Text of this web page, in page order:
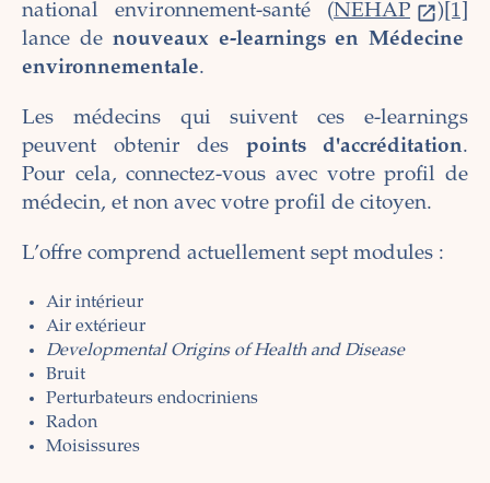
national environnement-santé (NEHAP ) [1]
lance de nouveaux e-learnings en Médecine
environnementale.
Les médecins qui suivent ces e-learnings
peuvent obtenir des points d'accréditation.
Pour cela, connectez-vous avec votre profil de
médecin, et non avec votre profil de citoyen.
L’offre comprend actuellement sept modules :
Air intérieur
Air extérieur
Developmental Origins of Health and Disease
Bruit
Perturbateurs endocriniens
Radon
Moisissures